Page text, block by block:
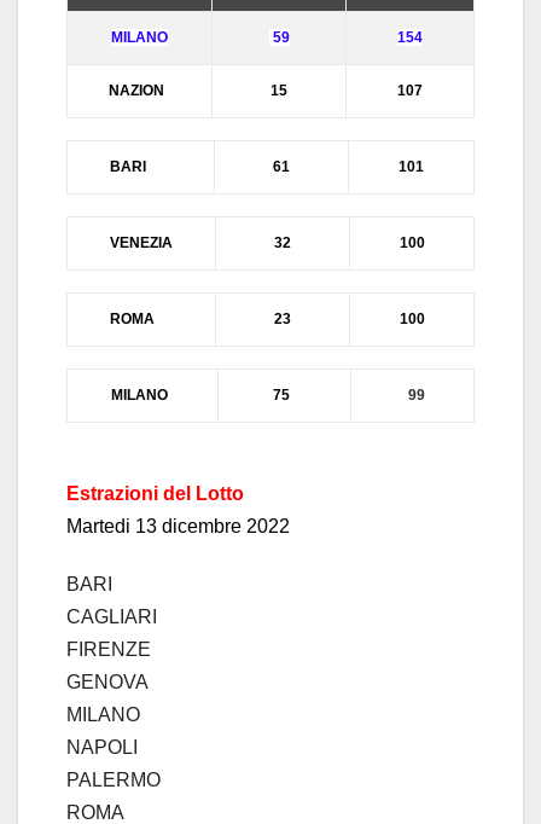
MILANO 59 154
NAZION 15 107
BARI 61 101
VENEZIA 32 100
ROMA 23 100
MILANO 75 99
Estrazioni del Lotto
Martedi 13 dicembre 2022
BARI
CAGLIARI
FIRENZE
GENOVA
MILANO
NAPOLI
PALERMO
ROMA